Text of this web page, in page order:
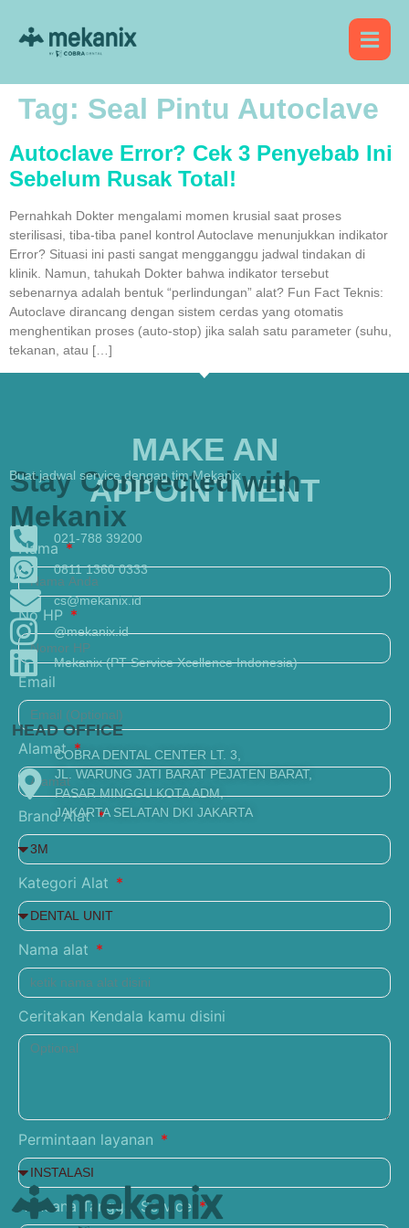
Tag: Seal Pintu Autoclave
Autoclave Error? Cek 3 Penyebab Ini
Sebelum Rusak Total!
Pernahkah Dokter mengalami momen krusial saat proses
sterilisasi, tiba-tiba panel kontrol Autoclave menunjukkan indikator
Error? Situasi ini pasti sangat mengganggu jadwal tindakan di
klinik. Namun, tahukah Dokter bahwa indikator tersebut
sebenarnya adalah bentuk “perlindungan” alat? Fun Fact Teknis:
Autoclave dirancang dengan sistem cerdas yang otomatis
menghentikan proses (auto-stop) jika salah satu parameter (suhu,
tekanan, atau […]
021-788 39200
0811 1360 0333
cs@mekanix.id
@mekanix.id
Mekanix (PT Service Xcellence Indonesia)
Stay Connected with
Mekanix
HEAD OFFICE
COBRA DENTAL CENTER LT. 3,
JL. WARUNG JATI BARAT PEJATEN BARAT,
PASAR MINGGU KOTA ADM,
JAKARTA SELATAN DKI JAKARTA
MAKE AN
APPOINTMENT
Buat jadwal service dengan tim Mekanix
Nama
No HP
Email
Alamat
Brand Alat
Kategori Alat
Nama alat
Ceritakan Kendala kamu disini
Permintaan layanan
Rencana Tanggal Service